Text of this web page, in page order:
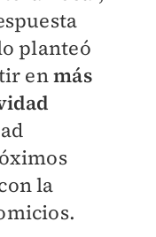
planteó
enmás
la